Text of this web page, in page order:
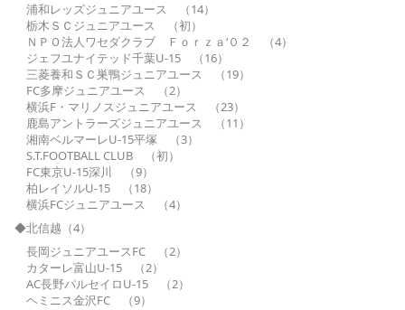
浦和レッズジュニアユース （14）
栃木ＳＣジュニアユース （初）
ＮＰＯ法人ワセダクラブ Ｆｏｒｚａ‘０２ （4）
ジェフユナイテッド千葉U-15 （16）
三菱養和ＳＣ巣鴨ジュニアユース （19）
FC多摩ジュニアユース （2）
横浜F・マリノスジュニアユース （23）
鹿島アントラーズジュニアユース （11）
湘南ベルマーレU-15平塚 （3）
S.T.FOOTBALL CLUB （初）
FC東京U-15深川 （9）
柏レイソルU-15 （18）
横浜FCジュニアユース （4）
◆北信越（4）
長岡ジュニアユースFC （2）
カターレ富山U-15 （2）
AC長野パルセイロU-15 （2）
ヘミニス金沢FC （9）